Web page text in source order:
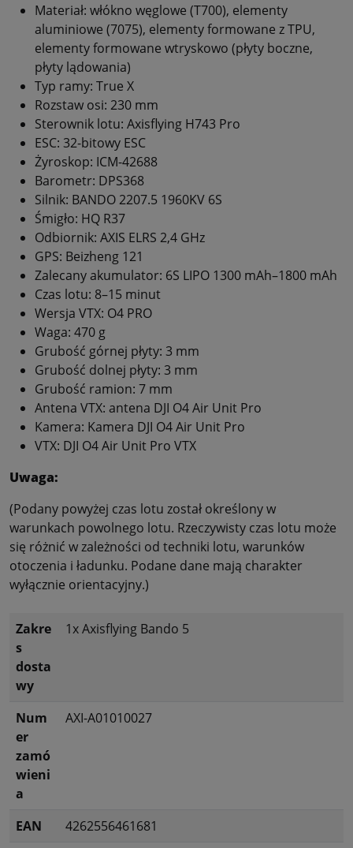
Materiał: włókno węglowe (T700), elementy
aluminiowe (7075), elementy formowane z TPU,
elementy formowane wtryskowo (płyty boczne,
płyty lądowania)
Typ ramy: True X
Rozstaw osi: 230 mm
Sterownik lotu: Axisflying H743 Pro
ESC: 32-bitowy ESC
Żyroskop: ICM-42688
Barometr: DPS368
Silnik: BANDO 2207.5 1960KV 6S
Śmigło: HQ R37
Odbiornik: AXIS ELRS 2,4 GHz
GPS: Beizheng 121
Zalecany akumulator: 6S LIPO 1300 mAh–1800 mAh
Czas lotu: 8–15 minut
Wersja VTX: O4 PRO
Waga: 470 g
Grubość górnej płyty: 3 mm
Grubość dolnej płyty: 3 mm
Grubość ramion: 7 mm
Antena VTX: antena DJI O4 Air Unit Pro
Kamera: Kamera DJI O4 Air Unit Pro
VTX: DJI O4 Air Unit Pro VTX
Uwaga:
(Podany powyżej czas lotu został określony w
warunkach powolnego lotu. Rzeczywisty czas lotu może
się różnić w zależności od techniki lotu, warunków
otoczenia i ładunku. Podane dane mają charakter
wyłącznie orientacyjny.)
Zakre
s
dosta
wy
1x Axisflying Bando 5
Num
er
zamó
wieni
a
AXI-A01010027
EAN 4262556461681